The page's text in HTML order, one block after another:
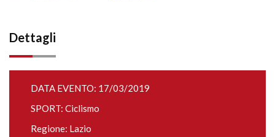
Dettagli
DATA EVENTO: 17/03/2019
SPORT: Ciclismo
Regione: Lazio